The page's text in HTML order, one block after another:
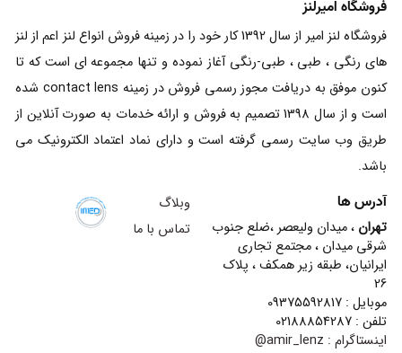
فروشگاه امیرلنز
فروشگاه لنز امیر از سال 1392 کار خود را در زمینه فروش انواع لنز اعم از لنز
های رنگی ، طبی ، طبی-رنگی آغاز نموده و تنها مجموعه ای است که تا
کنون موفق به دریافت مجوز رسمی فروش در زمینه contact lens شده
است و از سال 1398 تصمیم به فروش و ارائه خدمات به صورت آنلاین از
طریق وب سایت رسمی گرفته است و دارای نماد اعتماد الکترونیک می
باشد.
آدرس ها
تهران ، میدان ولیعصر ،ضلع جنوب
شرقی میدان ، مجتمع تجاری
ایرانیان، طبقه زیر همکف ، پلاک
26
موبایل : 09375592817
تلفن : 02188854287
اینستاگرام : amir_lenz@
وبلاگ
تماس با ما